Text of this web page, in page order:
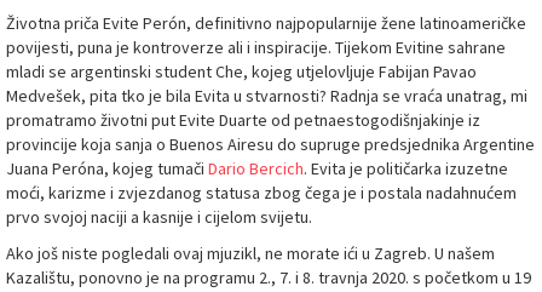
Životna priča Evite Perón, definitivno najpopularnije žene latinoameričke
povijesti, puna je kontroverze ali i inspiracije. Tijekom Evitine sahrane
mladi se argentinski student Che, kojeg utjelovljuje Fabijan Pavao
Medvešek, pita tko je bila Evita u stvarnosti? Radnja se vraća unatrag, mi
promatramo životni put Evite Duarte od petnaestogodišnjakinje iz
provincije koja sanja o Buenos Airesu do supruge predsjednika Argentine
Juana Peróna, kojeg tumači Dario Bercich. Evita je političarka izuzetne
moći, karizme i zvjezdanog statusa zbog čega je i postala nadahnućem
prvo svojoj naciji a kasnije i cijelom svijetu.
Ako još niste pogledali ovaj mjuzikl, ne morate ići u Zagreb. U našem
Kazalištu, ponovno je na programu 2., 7. i 8. travnja 2020. s početkom u 19